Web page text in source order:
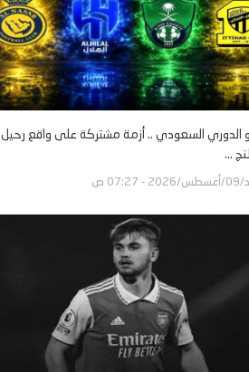
الدوري السعودي .. أزمة مشتركة على واقع رحيل
...
- 07:27 ص